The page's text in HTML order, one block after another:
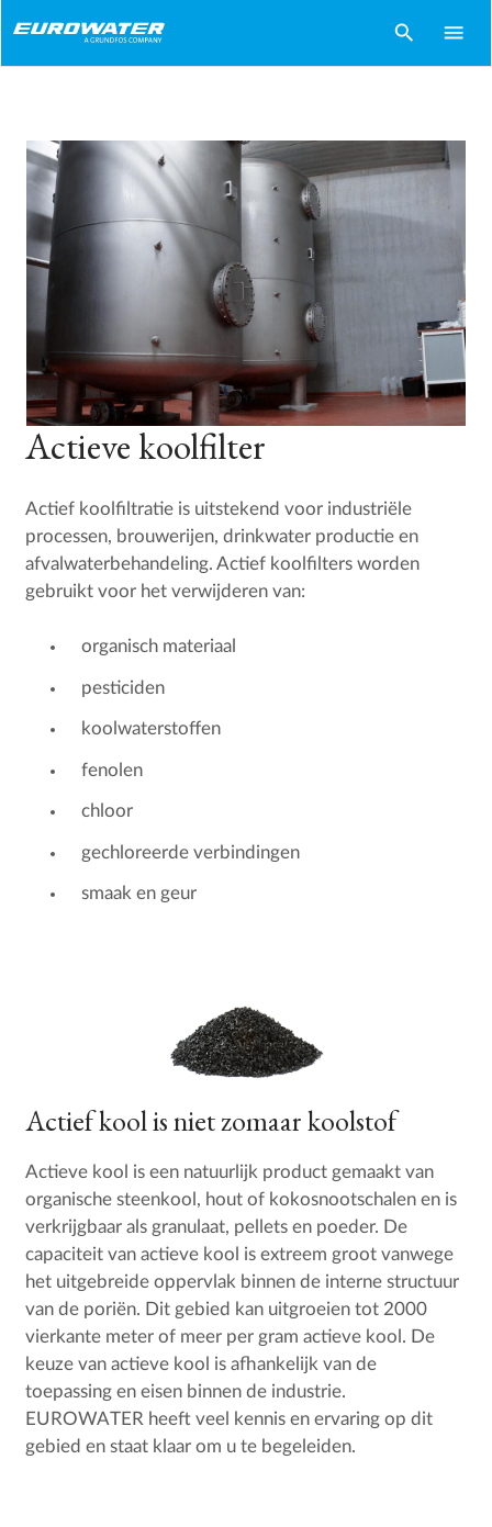
search menu
Actieve koolfilter
Actief koolfiltratie is uitstekend voor industriële
processen, brouwerijen, drinkwater productie en
afvalwaterbehandeling. Actief koolfilters worden
gebruikt voor het verwijderen van:
organisch materiaal
pesticiden
koolwaterstoffen
fenolen
chloor
gechloreerde verbindingen
smaak en geur
Actief kool is niet zomaar koolstof
Actieve kool is een natuurlijk product gemaakt van
organische steenkool, hout of kokosnootschalen en is
verkrijgbaar als granulaat, pellets en poeder. De
capaciteit van actieve kool is extreem groot vanwege
het uitgebreide oppervlak binnen de interne structuur
van de poriën. Dit gebied kan uitgroeien tot 2000
vierkante meter of meer per gram actieve kool. De
keuze van actieve kool is afhankelijk van de
toepassing en eisen binnen de industrie.
EUROWATER heeft veel kennis en ervaring op dit
gebied en staat klaar om u te begeleiden.